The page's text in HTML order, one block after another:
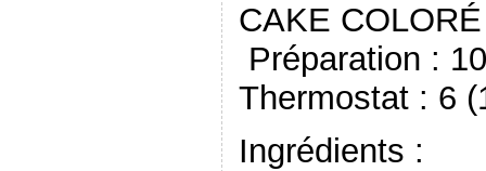
CAKE
Préparation :
Thermostat : 6
Ingrédients :